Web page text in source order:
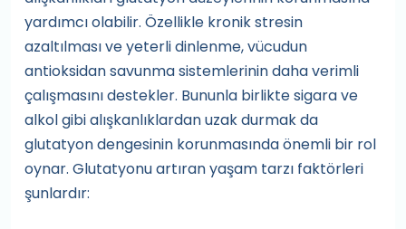
yardımcı olabilir. Özellikle kronik stresin
azaltılması ve yeterli dinlenme, vücudun
antioksidan savunma sistemlerinin daha verimli
çalışmasını destekler. Bununla birlikte sigara ve
alkol gibi alışkanlıklardan uzak durmak da
glutatyon dengesinin korunmasında önemli bir rol
oynar. Glutatyonu artıran yaşam tarzı faktörleri
şunlardır: